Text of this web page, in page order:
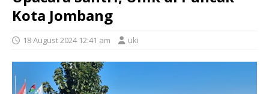
Kota Jombang
18 August 2024 12:41 am uki